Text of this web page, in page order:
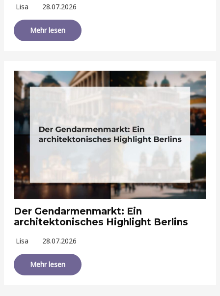
Lisa 28.07.2026
Mehr lesen
Der Gendarmenmarkt: Ein
architektonisches Highlight Berlins
Lisa 28.07.2026
Mehr lesen